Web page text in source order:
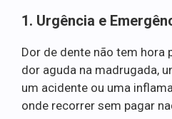
1. Urgência e
Dor de dente não tem hora
dor aguda na madrugada,
um acidente ou uma
onde recorrer sem pagar